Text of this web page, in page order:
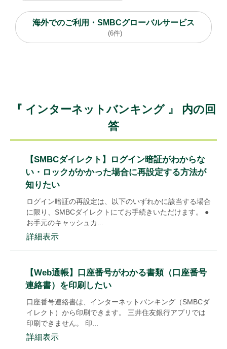
海外でのご利用・SMBCグローバルサービス
(6件)
『 インターネットバンキング 』 内の回
答
【SMBCダイレクト】ログイン暗証がわからな
い・ロックがかかった場合に再設定する方法が
知りたい
ログイン暗証の再設定は、以下のいずれかに該当する場合
に限り、SMBCダイレクトにてお手続きいただけます。 ●
お手元のキャッシュカ...
詳細表示
【Web通帳】口座番号がわかる書類（口座番号
連絡書）を印刷したい
口座番号連絡書は、インターネットバンキング（SMBCダ
イレクト）から印刷できます。 三井住友銀行アプリでは
印刷できません。 印...
詳細表示